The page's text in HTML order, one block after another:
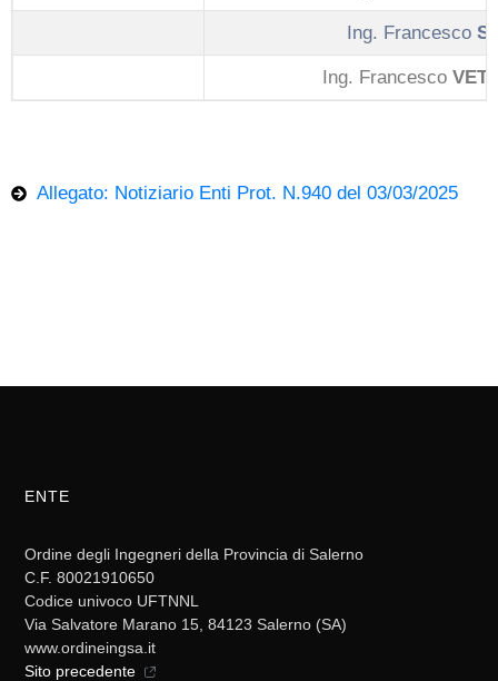
Ing. Francesco
Ing. Francesco
Allegato: Notiziario Enti Prot. N.940 del 03/03/2025
ENTE
Ordine degli Ingegneri della Provincia di Salerno
C.F. 80021910650
Codice univoco UFTNNL
Via Salvatore Marano 15, 84123 Salerno (SA)
www.ordineingsa.it
Sito precedente